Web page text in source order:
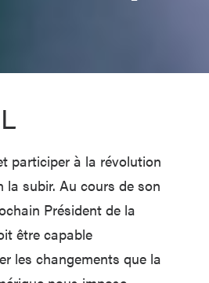
participer à la révolution
la subir. Au cours de son
Président de la
être capable
les changements que la